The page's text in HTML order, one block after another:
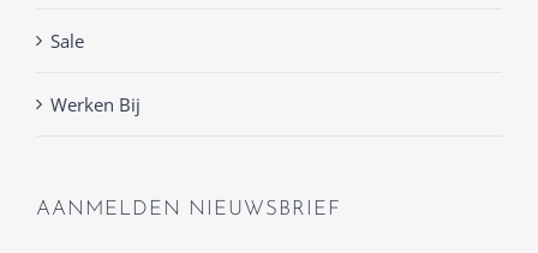
Sale
Werken Bij
AANMELDEN NIEUWSBRIEF